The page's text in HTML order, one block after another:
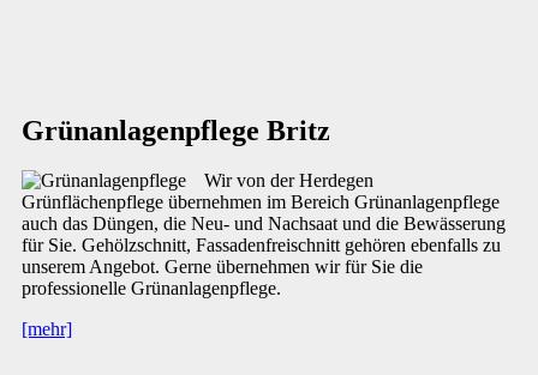
Grünanlagenpflege Britz
Wir von der Herdegen
Grünflächenpflege übernehmen im Bereich Grünanlagenpflege
auch das Düngen, die Neu- und Nachsaat und die Bewässerung
für Sie. Gehölzschnitt, Fassadenfreischnitt gehören ebenfalls zu
unserem Angebot. Gerne übernehmen wir für Sie die
professionelle Grünanlagenpflege.
[mehr]